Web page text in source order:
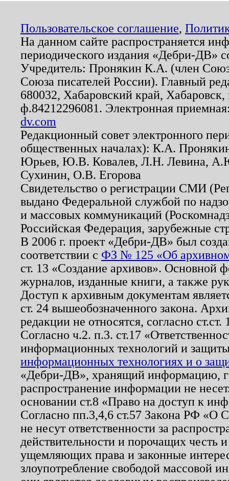
Пользовательское соглашение,
На данном сайте распространяется
периодического издания «Дебри-ДВ»
Учредитель: Пронякин К.А. (член
Союза писателей России). Главный
680032, Хабаровский край,
ф.84212296081. Электронная
dv.com
Редакционный совет электронного
общественных началах): К.А.
Юрьев, Ю.В. Ковалев, Л.Н. Левина,
Сухинин, О.В. Егорова
Свидетельство о регистрации СМИ
выдано Федеральной службой по
и массовых коммуникаций
Российская Федерация, зарубежные
В 2006 г. проект «Дебри-ДВ» был
соответствии с ФЗ № 125 «Об
ст. 13 «Создание архивов». Основной
журналов, изданные книги, а также
Доступ к архивным документам
ст. 24 вышеобозначенного закона.
редакции не относятся, согласно
Согласно ч.2. п.3. ст.17
информационных технологий и
информационных технологиях и о
«Дебри-ДВ», хранящий информацию,
распространение информации не
основании ст.8 «Право на доступ к
Согласно пп.3,4,6 ст.57 Закона РФ «О
не несут ответственности за
действительности и порочащих честь
ущемляющих права и законные
злоупотребление свободой массовой